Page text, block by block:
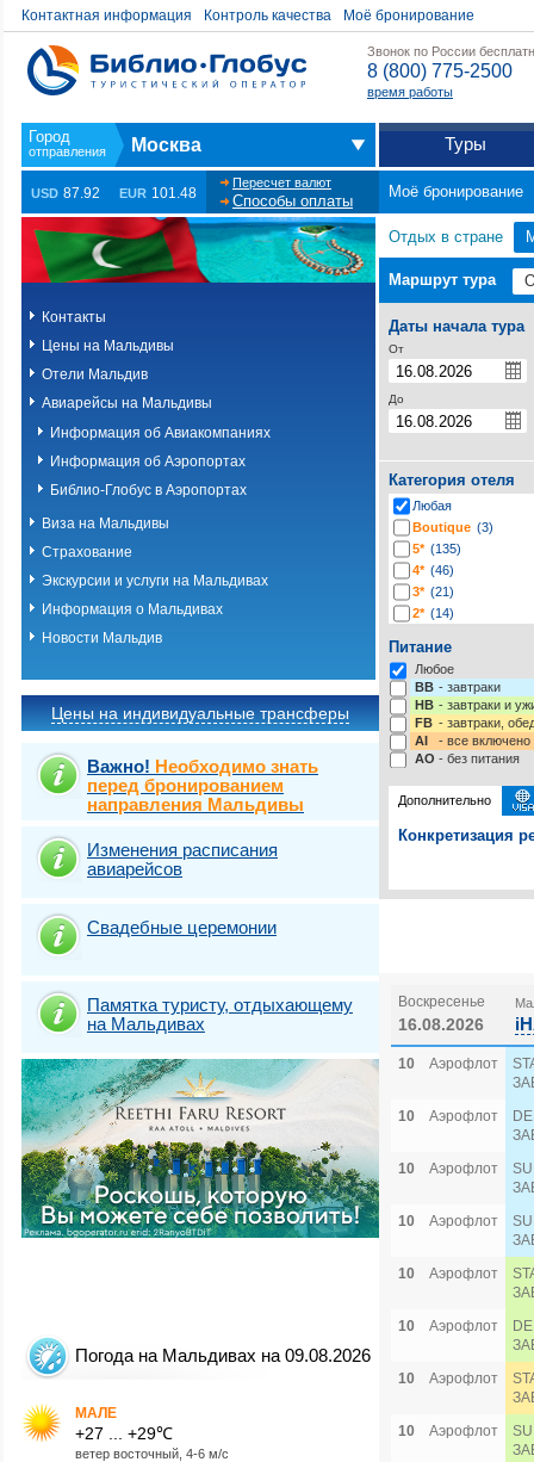
Контактная информация Контроль качества Моё бронирование
Звонок по России
8 (800) 775-2500
время работы
Москва Туры
USD 87.92 EUR 101.48
Пересчет валют
Способы оплаты
Моё бронирование
Контакты
Цены на Мальдивы
Отели Мальдив
Авиарейсы на Мальдивы
Информация об Авиакомпаниях
Информация об Аэропортах
Библио-Глобус в Аэропортах
Виза на Мальдивы
Страхование
Экскурсии и услуги на Мальдивах
Информация о Мальдивах
Новости Мальдив
Цены на индивидуальные трансферы
Важно! Необходимо знать
перед бронированием
направления Мальдивы
Изменения расписания
авиарейсов
Свадебные церемонии
Памятка туристу, отдыхающему
на Мальдивах
Погода на Мальдивах на 09.08.2026
МАЛЕ
+27 ... +29℃
ветер восточный, 4-6 м/с
Отдых в стране
Маршрут тура
Даты начала тура
От
До
Категория отеля
Любая
Boutique (3)
5* (135)
4* (46)
3* (21)
2* (14)
Питание
Любое
BB - завтраки
HB - завтраки и
FB - завтраки,
AI
- все включено
AO - без питания
Дополнительно
Конкретизация
Воскресенье
16.08.2026
10 Аэрофлот
10
Аэрофлот
10
Аэрофлот
10
Аэрофлот
10
Аэрофлот
10
Аэрофлот
10
Аэрофлот
10
Аэрофлот